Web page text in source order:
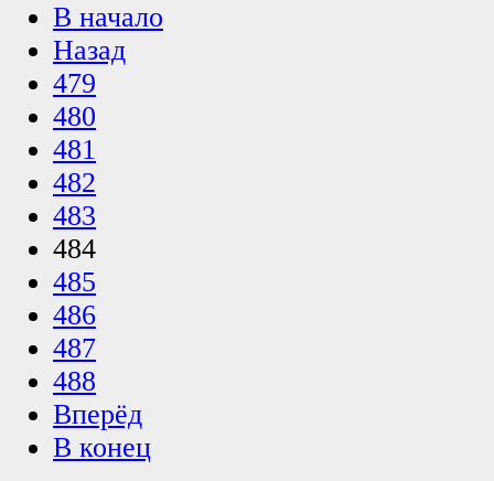
В начало
Назад
479
480
481
482
483
484
485
486
487
488
Вперёд
В конец